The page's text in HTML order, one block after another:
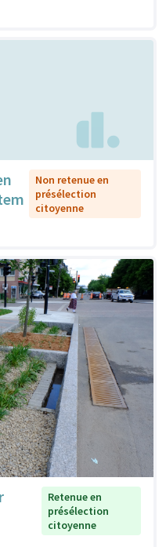
Non retenue en
présélection
citoyenne
Retenue en
présélection
citoyenne